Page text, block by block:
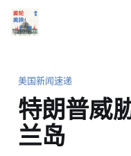
美国新闻速递
特朗普威
兰岛